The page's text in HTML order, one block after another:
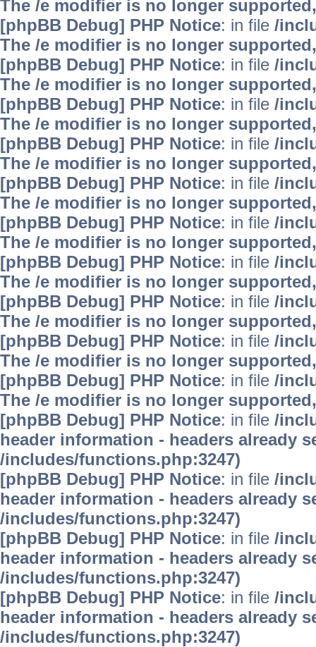
The /e modifier is no longer
[phpBB Debug] PHP Notice: in file /
The /e modifier is no longer
[phpBB Debug] PHP Notice: in file /
The /e modifier is no longer
[phpBB Debug] PHP Notice: in file /
The /e modifier is no longer
[phpBB Debug] PHP Notice: in file /
The /e modifier is no longer
[phpBB Debug] PHP Notice: in file /
The /e modifier is no longer
[phpBB Debug] PHP Notice: in file /
The /e modifier is no longer
[phpBB Debug] PHP Notice: in file /
The /e modifier is no longer
[phpBB Debug] PHP Notice: in file /
The /e modifier is no longer
[phpBB Debug] PHP Notice: in file /
The /e modifier is no longer
[phpBB Debug] PHP Notice: in file /
The /e modifier is no longer
[phpBB Debug] PHP Notice: in file /
header information - headers already
/includes/functions.php:3247)
[phpBB Debug] PHP Notice: in file /
header information - headers already
/includes/functions.php:3247)
[phpBB Debug] PHP Notice: in file /
header information - headers already
/includes/functions.php:3247)
[phpBB Debug] PHP Notice: in file /
header information - headers already
/includes/functions.php:3247)